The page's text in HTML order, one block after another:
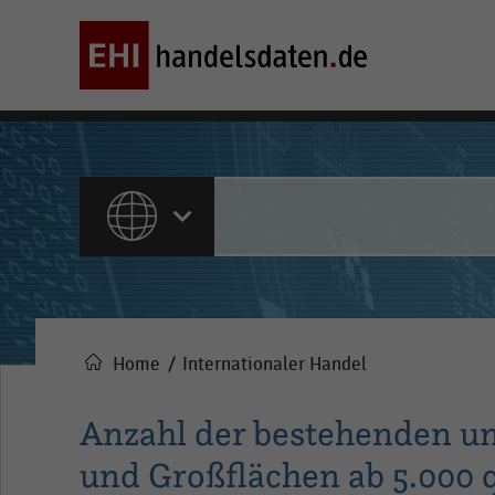
ALLE INHALTE
Pfadnavigation
Home Internationaler Handel
Anzahl der bestehenden
und Großflächen ab 5.000